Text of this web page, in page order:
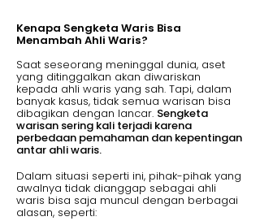
Kenapa Sengketa Waris Bisa
Menambah Ahli Waris?
Saat seseorang meninggal dunia, aset
yang ditinggalkan akan diwariskan
kepada ahli waris yang sah. Tapi, dalam
banyak kasus, tidak semua warisan bisa
dibagikan dengan lancar. Sengketa
warisan sering kali terjadi karena
perbedaan pemahaman dan kepentingan
antar ahli waris.
Dalam situasi seperti ini, pihak-pihak yang
awalnya tidak dianggap sebagai ahli
waris bisa saja muncul dengan berbagai
alasan, seperti: